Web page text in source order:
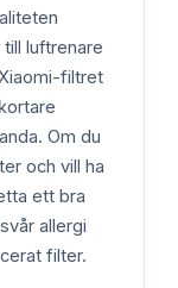
luftrenare
filtret
Om du
och vill ha
ett bra
allergi
filter.